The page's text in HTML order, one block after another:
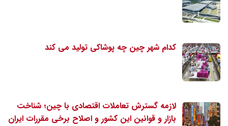
کدام شهر چین چه پوشاکی تولید می کند
لازمه گسترش تعاملات اقتصادی با چین؛ شناخت
بازار و قوانین این کشور و اصلاح برخی مقررات ایران